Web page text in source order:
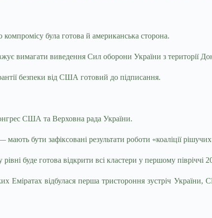
була готова й американська сторона.
вимагати виведення Сил оборони України з території
безпеки від США готовий до підписання.
США та Верховна рада України.
бути зафіксовані результати роботи «коаліції
буде готова відкрити всі кластери у першому
Еміратах відбулася перша тристороння зустріч